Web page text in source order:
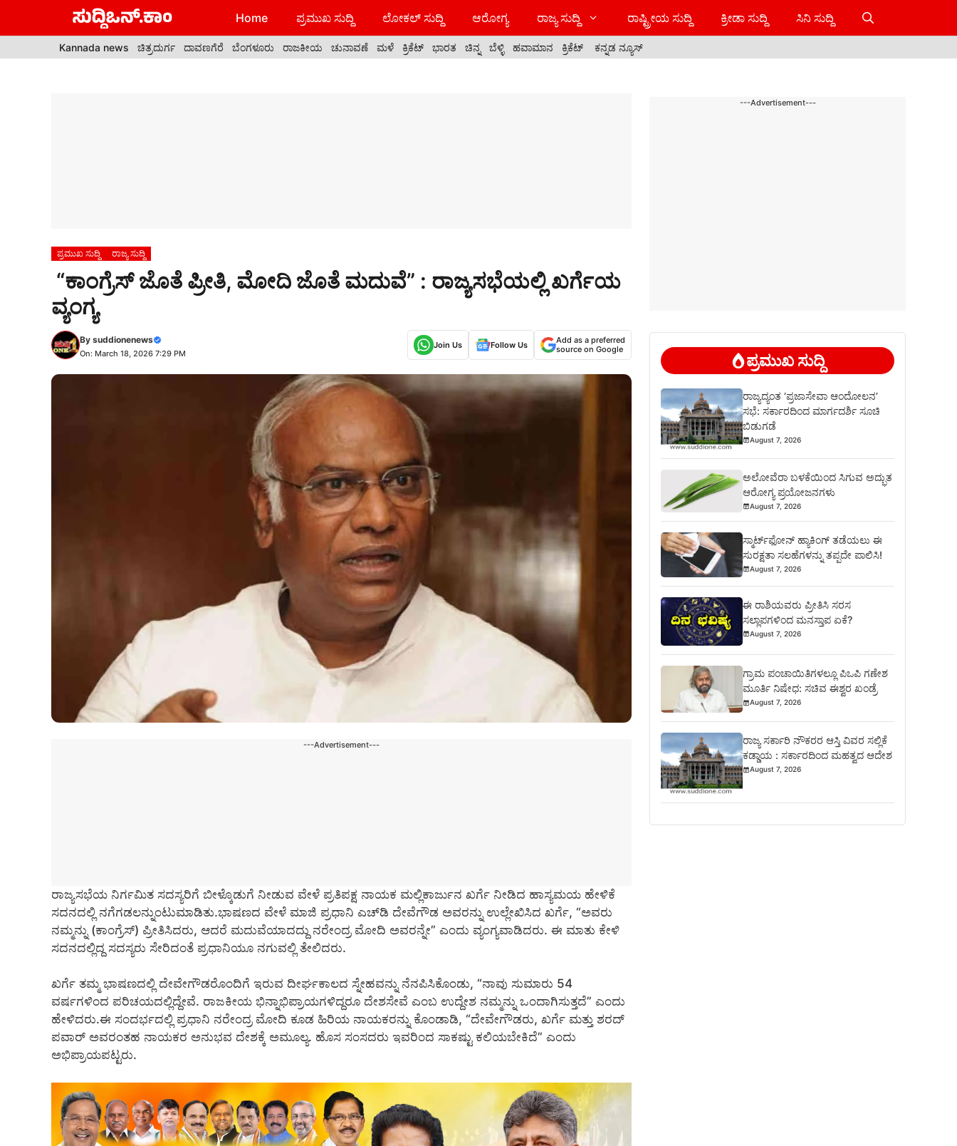
Home ಪ್ರಮುಖ ಸುದ್ದಿ ಲೋಕಲ್ ಸುದ್ದಿ ಆರೋಗ್ಯ ರಾಜ್ಯ ಸುದ್ದಿ ರಾಷ್ಟ್ರೀಯ ಸುದ್ದಿ ಕ್ರೀಡಾ ಸುದ್ದಿ ಸಿನಿ ಸುದ್ದಿ
Kannada news ಚಿತ್ರದುರ್ಗ ದಾವಣಗೆರೆ ಬೆಂಗಳೂರು ರಾಜಕೀಯ ಚುನಾವಣೆ ಮಳೆ ಕ್ರಿಕೆಟ್ ಭಾರತ ಚಿನ್ನ ಬೆಳ್ಳಿ ಹವಾಮಾನ ಕ್ರಿಕೆಟ್ ಕನ್ನಡ ನ್ಯೂಸ್
ಪ್ರಮುಖ ಸುದ್ದಿ ರಾಜ್ಯ ಸುದ್ದಿ
“ಕಾಂಗ್ರೆಸ್ ಜೊತೆ ಪ್ರೀತಿ, ಮೋದಿ ಜೊತೆ ಮದುವೆ” : ರಾಜ್ಯಸಭೆಯಲ್ಲಿ ಖರ್ಗೆಯ
ವ್ಯಂಗ್ಯ
By suddionenews
On: March 18, 2026 7:29 PM
Join Us Follow Us
Add as a preferred
source on Google
---Advertisement---
ರಾಜ್ಯಸಭೆಯ ನಿರ್ಗಮಿತ ಸದಸ್ಯರಿಗೆ ಬೀಳ್ಕೊಡುಗೆ ನೀಡುವ ವೇಳೆ ಪ್ರತಿಪಕ್ಷ ನಾಯಕ ಮಲ್ಲಿಕಾರ್ಜುನ ಖರ್ಗೆ ನೀಡಿದ ಹಾಸ್ಯಮಯ ಹೇಳಿಕೆ
ಸದನದಲ್ಲಿ ನಗೆಗಡಲನ್ನುಂಟುಮಾಡಿತು.ಭಾಷಣದ ವೇಳೆ ಮಾಜಿ ಪ್ರಧಾನಿ ಎಚ್‌ಡಿ ದೇವೆಗೌಡ ಅವರನ್ನು ಉಲ್ಲೇಖಿಸಿದ ಖರ್ಗೆ, “ಅವರು
ನಮ್ಮನ್ನು (ಕಾಂಗ್ರೆಸ್) ಪ್ರೀತಿಸಿದರು, ಆದರೆ ಮದುವೆಯಾದದ್ದು ನರೇಂದ್ರ ಮೋದಿ ಅವರನ್ನೇ” ಎಂದು ವ್ಯಂಗ್ಯವಾಡಿದರು. ಈ ಮಾತು ಕೇಳಿ
ಸದನದಲ್ಲಿದ್ದ ಸದಸ್ಯರು ಸೇರಿದಂತೆ ಪ್ರಧಾನಿಯೂ ನಗುವಲ್ಲಿ ತೇಲಿದರು.
ಖರ್ಗೆ ತಮ್ಮ ಭಾಷಣದಲ್ಲಿ ದೇವೇಗೌಡರೊಂದಿಗೆ ಇರುವ ದೀರ್ಘಕಾಲದ ಸ್ನೇಹವನ್ನು ನೆನಪಿಸಿಕೊಂಡು, “ನಾವು ಸುಮಾರು 54
ವರ್ಷಗಳಿಂದ ಪರಿಚಯದಲ್ಲಿದ್ದೇವೆ. ರಾಜಕೀಯ ಭಿನ್ನಾಭಿಪ್ರಾಯಗಳಿದ್ದರೂ ದೇಶಸೇವೆ ಎಂಬ ಉದ್ದೇಶ ನಮ್ಮನ್ನು ಒಂದಾಗಿಸುತ್ತದೆ” ಎಂದು
ಹೇಳಿದರು.ಈ ಸಂದರ್ಭದಲ್ಲಿ ಪ್ರಧಾನಿ ನರೇಂದ್ರ ಮೋದಿ ಕೂಡ ಹಿರಿಯ ನಾಯಕರನ್ನು ಕೊಂಡಾಡಿ, “ದೇವೇಗೌಡರು, ಖರ್ಗೆ ಮತ್ತು ಶರದ್
ಪವಾರ್ ಅವರಂತಹ ನಾಯಕರ ಅನುಭವ ದೇಶಕ್ಕೆ ಅಮೂಲ್ಯ. ಹೊಸ ಸಂಸದರು ಇವರಿಂದ ಸಾಕಷ್ಟು ಕಲಿಯಬೇಕಿದೆ” ಎಂದು
ಅಭಿಪ್ರಾಯಪಟ್ಟರು.
---Advertisement---
ಪ್ರಮುಖ ಸುದ್ದಿ
ರಾಜ್ಯದ್ಯಂತ ‘ಪ್ರಜಾಸೇವಾ ಆಂದೋಲನ’
ಸಭೆ: ಸರ್ಕಾರದಿಂದ ಮಾರ್ಗದರ್ಶಿ ಸೂಚಿ
ಬಿಡುಗಡೆ
August 7, 2026
ಅಲೋವೆರಾ ಬಳಕೆಯಿಂದ ಸಿಗುವ ಅದ್ಭುತ
ಆರೋಗ್ಯ ಪ್ರಯೋಜನಗಳು
August 7, 2026
ಸ್ಮಾರ್ಟ್‌ಫೋನ್ ಹ್ಯಾಕಿಂಗ್ ತಡೆಯಲು ಈ
ಸುರಕ್ಷತಾ ಸಲಹೆಗಳನ್ನು ತಪ್ಪದೇ ಪಾಲಿಸಿ!
August 7, 2026
ಈ ರಾಶಿಯವರು ಪ್ರೀತಿಸಿ ಸರಸ
ಸಲ್ಲಾಪಗಳಿಂದ ಮನಸ್ತಾಪ ಏಕೆ?
August 7, 2026
ಗ್ರಾಮ ಪಂಚಾಯಿತಿಗಳಲ್ಲೂ ಪಿಒಪಿ ಗಣೇಶ
ಮೂರ್ತಿ ನಿಷೇಧ: ಸಚಿವ ಈಶ್ವರ ಖಂಡ್ರೆ
August 7, 2026
ರಾಜ್ಯ ಸರ್ಕಾರಿ ನೌಕರರ ಆಸ್ತಿ ವಿವರ ಸಲ್ಲಿಕೆ
ಕಡ್ಡಾಯ : ಸರ್ಕಾರದಿಂದ ಮಹತ್ವದ ಆದೇಶ
August 7, 2026